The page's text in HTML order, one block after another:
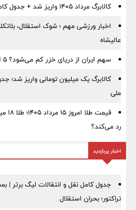
کالابرگ مرداد ۱۴۰۵ واریز شد + جدول کامل
اخبار ورزشی مهم ؛ شوک استقلال،
عالیشاه
سهم ایران از دریای خزر کم می‌شود؟ ۵ ابهام مهم کنوانسیون خزر
کالابرگ یک میلیون تومانی واریز شد؛
ملی
رد می‌کند؟
اخبار پربازدید
جدول کامل نقل و انتقالات لیگ برتر
تراکتور؛ بحران استقلال